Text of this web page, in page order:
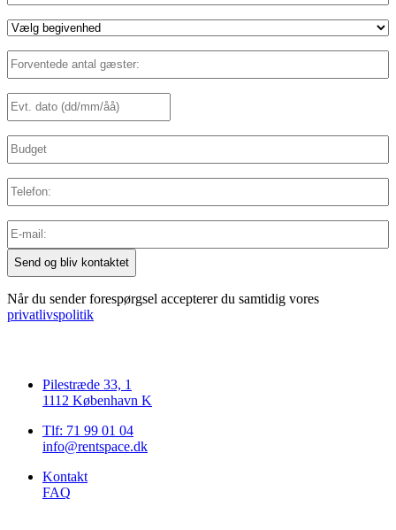
Eventtype(Påkrævet)
Forventede
antal
(Påkrævet)
Dato (Påkrævet)
YYYY
Budget
Telefon
E-
mail(Påkrævet)
Når du sender forespørgsel accepterer du samtidig vores
privatlivspolitik
Pilestræde 33, 1
1112 København K
Tlf: 71 99 01 04
info@rentspace.dk
Kontakt
FAQ